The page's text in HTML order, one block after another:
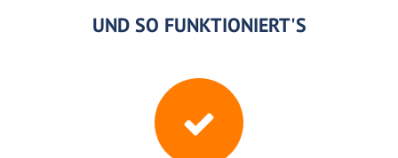
UND SO FUNKTIONIERT'S